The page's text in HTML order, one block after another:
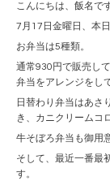
こんにちは、飯名で
7月17日金曜日、本
お弁当は5種類。
通常930円で販売し
弁当をアレンジをし
日替わり弁当はあさ
き、カニクリームコ
牛そぼろ弁当も御用意
そして、最近一番最
す。